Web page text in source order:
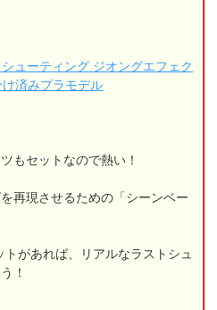
ューティング ジオングエフェク
済みプラモデル
もセットなので熱い！
再現させるための「シーンベー
があれば、リアルなラストシュ
！